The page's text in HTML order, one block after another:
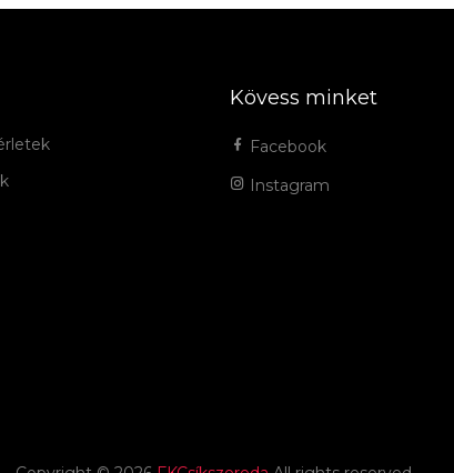
Kövess minket
Facebook
Instagram